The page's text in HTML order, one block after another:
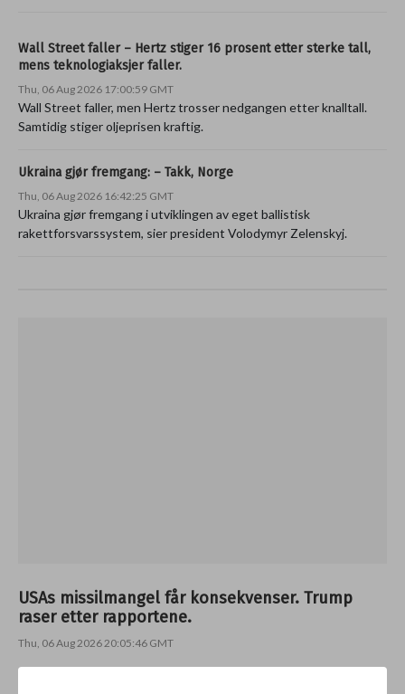
Wall Street faller – Hertz stiger 16 prosent etter sterke tall,
mens teknologiaksjer faller.
Thu, 06 Aug 2026 17:00:59 GMT
Wall Street faller, men Hertz trosser nedgangen etter knalltall.
Samtidig stiger oljeprisen kraftig.
Ukraina gjør fremgang: – Takk, Norge
Thu, 06 Aug 2026 16:42:25 GMT
Ukraina gjør fremgang i utviklingen av eget ballistisk
rakettforsvarssystem, sier president Volodymyr Zelenskyj.
USAs missilmangel får konsekvenser. Trump
raser etter rapportene.
Thu, 06 Aug 2026 20:05:46 GMT